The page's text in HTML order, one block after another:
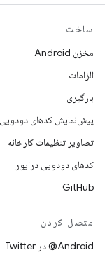
ساخت
مخزن Android
الزامات
بارگیری
پیش‌نمایش کدهای دودویی
تصاویر تنظیمات کارخانه
کدهای دودویی درایور
GitHub
متصل کردن
Android@ در Twitter